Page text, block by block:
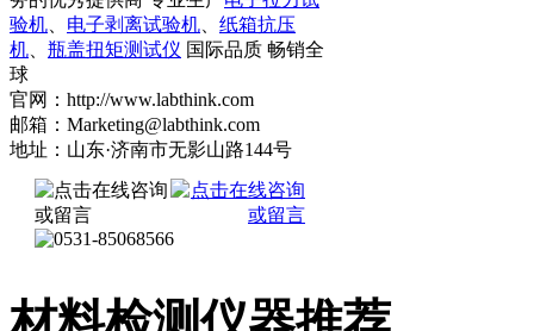
验机
电子剥离试验机
纸箱抗压
机
瓶盖扭矩测试仪 国际品质 畅销全
球
官网：http://www.labthink.com
邮箱：Marketing@labthink.com
地址：山东·济南市无影山路144号